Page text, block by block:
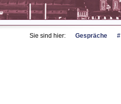
Sie sind hier: Gespräche #